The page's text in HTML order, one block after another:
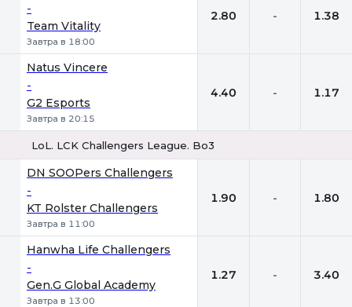
-
Team Vitality
Завтра в 18:00
2.80 - 1.38
Natus Vincere
-
G2 Esports
Завтра в 20:15
4.40 - 1.17
LoL. LCK Challengers League. Bo3
DN SOOPers Challengers
-
KT Rolster Challengers
Завтра в 11:00
1.90 - 1.80
Hanwha Life Challengers
-
Gen.G Global Academy
Завтра в 13:00
1.27 - 3.40